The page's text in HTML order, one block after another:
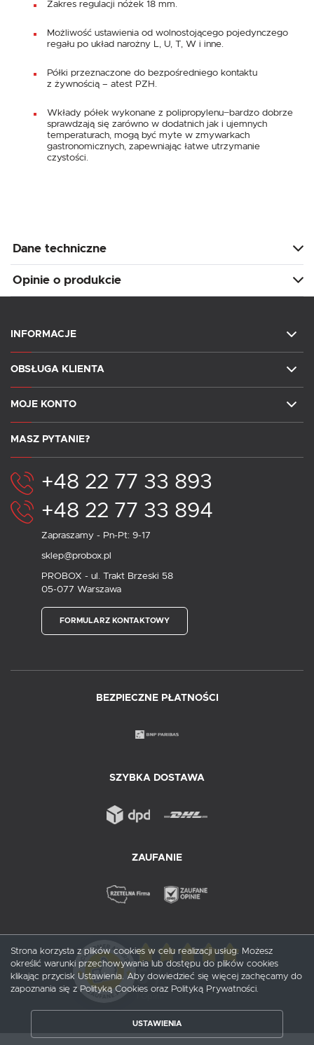
Zakres regulacji nóżek 18 mm.
Możliwość ustawienia od wolnostojącego pojedynczego
regału po układ narożny L, U, T, W i inne.
Półki przeznaczone do bezpośredniego kontaktu
z żywnością – atest PZH.
Wkłady półek wykonane z polipropylenu ̶ bardzo dobrze
sprawdzają się zarówno w dodatnich jak i ujemnych
temperaturach, mogą być myte w zmywarkach
gastronomicznych, zapewniając łatwe utrzymanie
czystości.
Dane techniczne
Opinie o produkcie
INFORMACJE
OBSŁUGA KLIENTA
MOJE KONTO
MASZ PYTANIE?
+48 22 77 33 893
+48 22 77 33 894
Zapraszamy - Pn-Pt: 9-17
sklep@probox.pl
PROBOX - ul. Trakt Brzeski 58
05-077 Warszawa
FORMULARZ KONTAKTOWY
BEZPIECZNE PŁATNOŚCI
SZYBKA DOSTAWA
ZAUFANIE
5/ 5
Strona korzysta z plików cookies w celu realizacji usług. Możesz
określić warunki przechowywania lub dostępu do plików cookies
klikając przycisk Ustawienia. Aby dowiedzieć się więcej zachęcamy do
zapoznania się z Polityką Cookies oraz Polityką Prywatności.
USTAWIENIA
ZAPISZ WYBRANE